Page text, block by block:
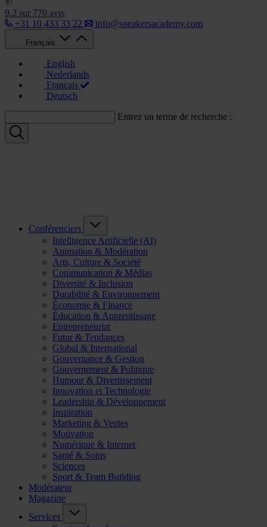
9.2 sur 770 avis
+31 10 433 33 22
info@speakersacademy.com
Français
English
Nederlands
Français
Deutsch
Entrez un terme de recherche :
Conférenciers
Intelligence Artificielle (AI)
Animation & Modération
Arts, Culture & Société
Communication & Médias
Diversité & Inclusion
Durabilité & Environnement
Économie & Finance
Éducation & Apprentissage
Entrepreneuriat
Futur & Tendances
Global & International
Gouvernance & Gestion
Gouvernement & Politique
Humour & Divertissement
Innovation et Technologie
Leadership & Développement
Inspiration
Marketing & Ventes
Motivation
Numérique & Internet
Santé & Soins
Sciences
Sport & Team Building
Modérateur
Magazine
Services